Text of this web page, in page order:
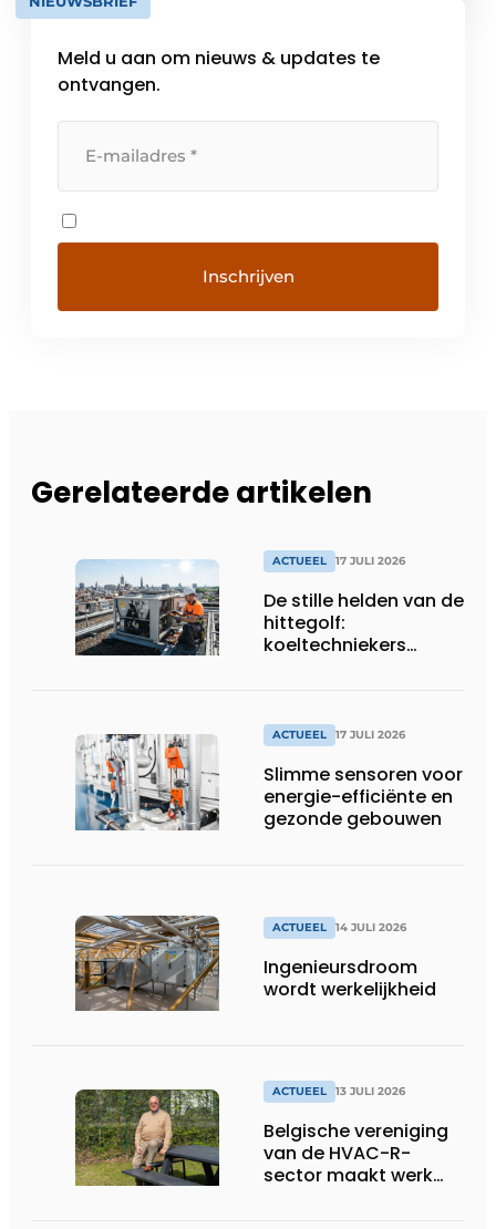
Meld u aan om nieuws & updates te
ontvangen.
Gerelateerde artikelen
ACTUEEL 17 JULI 2026
De stille helden van de
hittegolf:
koeltechniekers
productiebedrijven
ACTUEEL 17 JULI 2026
Slimme sensoren voor
energie-efficiënte en
gezonde gebouwen
ACTUEEL 14 JULI 2026
Ingenieursdroom
wordt werkelijkheid
ACTUEEL 13 JULI 2026
Belgische vereniging
van de HVAC-R-
sector maakt werk